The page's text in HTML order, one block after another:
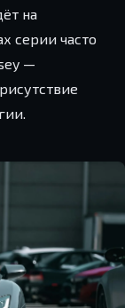
на
серии часто
—